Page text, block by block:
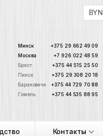
BYN
Минск
+375 29 662 49 09
Москва
+7 926 022 48 59
Брест
+375 44 515 25 50
Пинск
+375 29 308 20 18
Барановичи
+375 44 729 70 88
Гомель
+375 44 535 88 95
Контакты